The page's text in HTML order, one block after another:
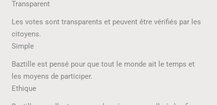
Transparent
Les votes sont transparents et peuvent être vérifiés par les
citoyens.
Simple
Baztille est pensé pour que tout le monde ait le temps et
les moyens de participer.
Ethique